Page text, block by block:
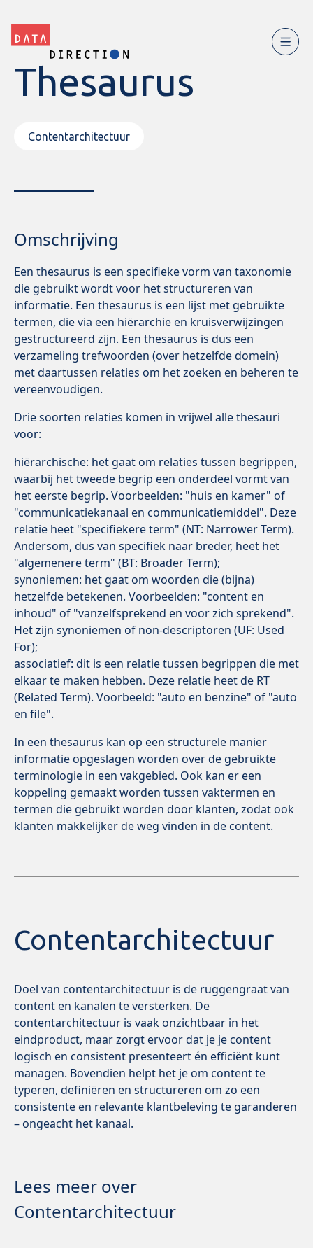
Thesaurus
Contentarchitectuur
Omschrijving
Een thesaurus is een specifieke vorm van taxonomie
die gebruikt wordt voor het structureren van
informatie. Een thesaurus is een lijst met gebruikte
termen, die via een hiërarchie en kruisverwijzingen
gestructureerd zijn. Een thesaurus is dus een
verzameling trefwoorden (over hetzelfde domein)
met daartussen relaties om het zoeken en beheren te
vereenvoudigen.
Drie soorten relaties komen in vrijwel alle thesauri
voor:
hiërarchische: het gaat om relaties tussen begrippen,
waarbij het tweede begrip een onderdeel vormt van
het eerste begrip. Voorbeelden: "huis en kamer" of
"communicatiekanaal en communicatiemiddel". Deze
relatie heet "specifiekere term" (NT: Narrower Term).
Andersom, dus van specifiek naar breder, heet het
"algemenere term" (BT: Broader Term);
synoniemen: het gaat om woorden die (bijna)
hetzelfde betekenen. Voorbeelden: "content en
inhoud" of "vanzelfsprekend en voor zich sprekend".
Het zijn synoniemen of non-descriptoren (UF: Used
For);
associatief: dit is een relatie tussen begrippen die met
elkaar te maken hebben. Deze relatie heet de RT
(Related Term). Voorbeeld: "auto en benzine" of "auto
en file".
In een thesaurus kan op een structurele manier
informatie opgeslagen worden over de gebruikte
terminologie in een vakgebied. Ook kan er een
koppeling gemaakt worden tussen vaktermen en
termen die gebruikt worden door klanten, zodat ook
klanten makkelijker de weg vinden in de content.
Contentarchitectuur
Doel van contentarchitectuur is de ruggengraat van
content en kanalen te versterken. De
contentarchitectuur is vaak onzichtbaar in het
eindproduct, maar zorgt ervoor dat je je content
logisch en consistent presenteert én efficiënt kunt
managen. Bovendien helpt het je om content te
typeren, definiëren en structureren om zo een
consistente en relevante klantbeleving te garanderen
– ongeacht het kanaal.
Lees meer over
Contentarchitectuur